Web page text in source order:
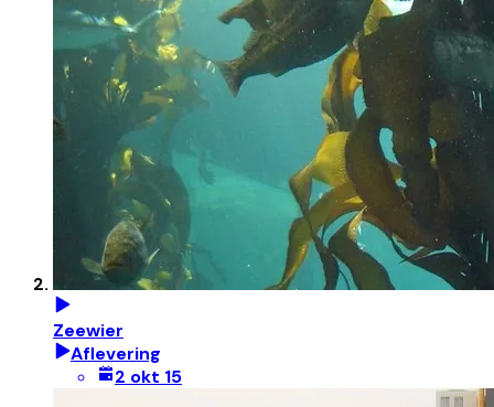
Zeewier
Aflevering
2 okt 15